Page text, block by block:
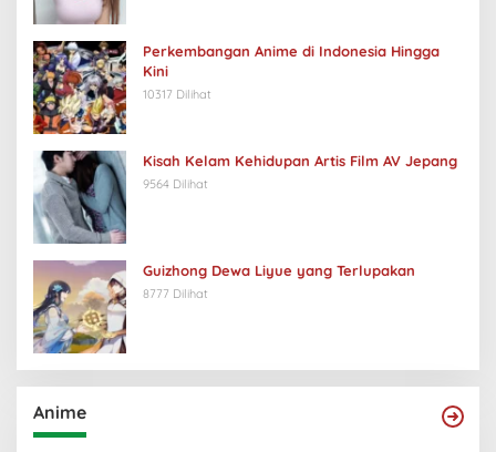
Perkembangan Anime di Indonesia Hingga
Kini
10317 Dilihat
Kisah Kelam Kehidupan Artis Film AV Jepang
9564 Dilihat
Guizhong Dewa Liyue yang Terlupakan
8777 Dilihat
Anime